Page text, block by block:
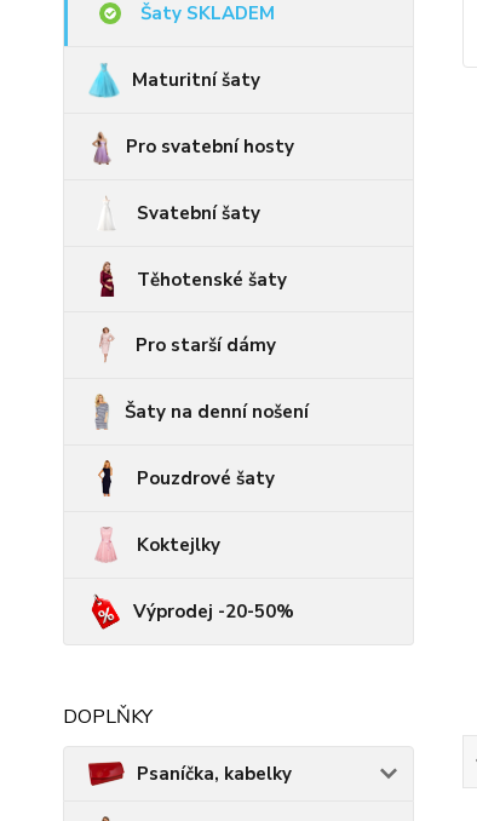
Šaty SKLADEM
Maturitní šaty
Pro svatební hosty
Svatební šaty
Těhotenské šaty
Pro starší dámy
Šaty na denní nošení
Pouzdrové šaty
Koktejlky
Výprodej -20-50%
DOPLŇKY
Psaníčka, kabelky